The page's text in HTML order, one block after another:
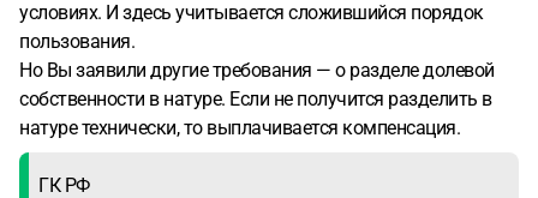
условиях. И здесь учитывается сложившийся порядок
пользования.
Но Вы заявили другие требования — о разделе долевой
собственности в натуре. Если не получится разделить в
натуре технически, то выплачивается компенсация.
ГК РФ